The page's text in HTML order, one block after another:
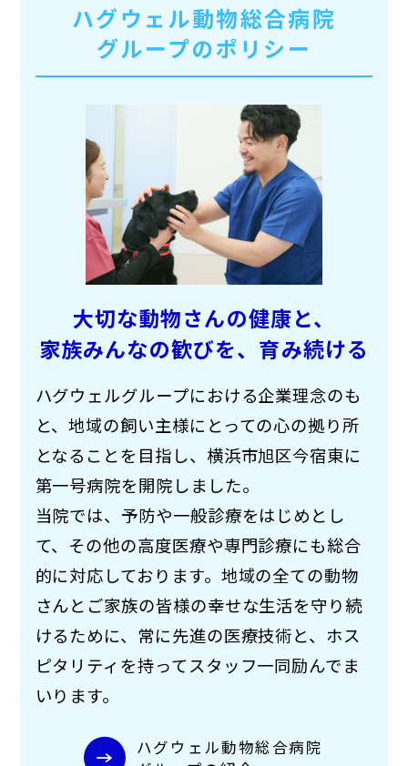
ハグウェル動物総合病院
グループのポリシー
大切な動物さんの健康と、
家族みんなの歓びを、 育み続ける
ハグウェルグループにおける企業理念のも
と、地域の飼い主様にとっての心の拠り所
となることを目指し、横浜市旭区今宿東に
第一号病院を開院しました。
当院では、予防や一般診療をはじめとし
て、その他の高度医療や専門診療にも総合
的に対応しております。地域の全ての動物
さんとご家族の皆様の幸せな生活を守り続
けるために、常に先進の医療技術と、ホス
ピタリティを持ってスタッフ一同励んでま
いります。
ハグウェル動物総合病院